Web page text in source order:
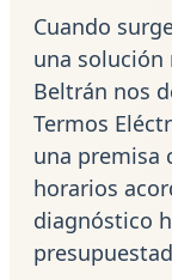
Cuando
una solución
Beltrán nos
Termos
una premisa
horarios
diagnóstico